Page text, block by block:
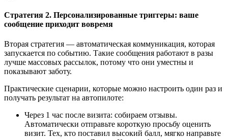
Стратегия 2. Персонализированные триггеры: ваше
сообщение приходит вовремя
Вторая стратегия — автоматическая коммуникация, которая
запускается по событию. Такие сообщения работают в разы
лучше массовых рассылок, потому что они уместны и
показывают заботу.
Практические сценарии, которые можно настроить один раз и
получать результат на автопилоте:
Через 1 час после визита: собираем отзывы.
Автоматически отправьте короткую просьбу оценить
визит. Тех, кто поставил высокий балл, мягко направьте